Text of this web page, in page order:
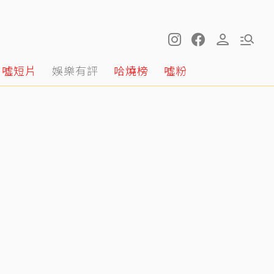
噓短片 娛樂有評 哈燒榜 噓粉